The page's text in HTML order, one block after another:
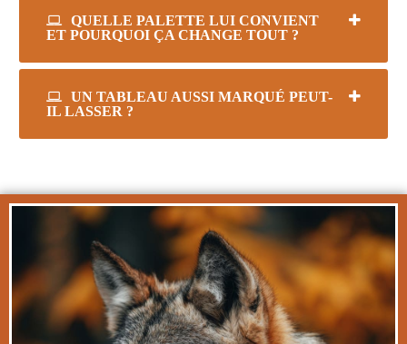
QUELLE PALETTE LUI CONVIENT
ET POURQUOI ÇA CHANGE TOUT ?
UN TABLEAU AUSSI MARQUÉ PEUT-
IL LASSER ?